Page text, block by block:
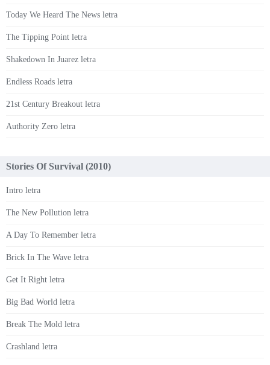
Today We Heard The News letra
The Tipping Point letra
Shakedown In Juarez letra
Endless Roads letra
21st Century Breakout letra
Authority Zero letra
Stories Of Survival (2010)
Intro letra
The New Pollution letra
A Day To Remember letra
Brick In The Wave letra
Get It Right letra
Big Bad World letra
Break The Mold letra
Crashland letra